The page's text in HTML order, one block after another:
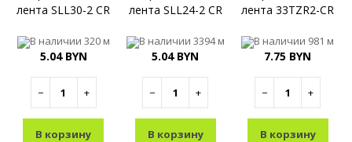
лента SLL30-2 CR
В наличии 320 м
5.04 BYN
− +
В корзину
лента SLL24-2 CR
В наличии 3394 м
5.04 BYN
− +
В корзину
лента 33TZR2-CR
В наличии 981 м
7.75 BYN
− +
В корзину